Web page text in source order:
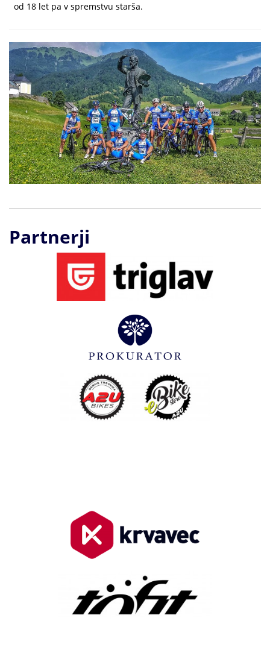
od 18 let pa v spremstvu starša.
Partnerji